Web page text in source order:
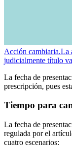
Acción cambiaria.La
judicialmente título
La fecha de
prescripción, pues
Tiempo para
La fecha de
regulada por el
cuatro escenarios: